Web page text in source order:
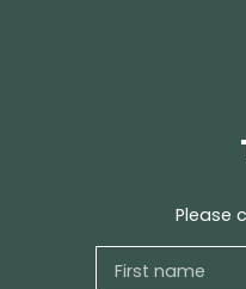
Please
First name